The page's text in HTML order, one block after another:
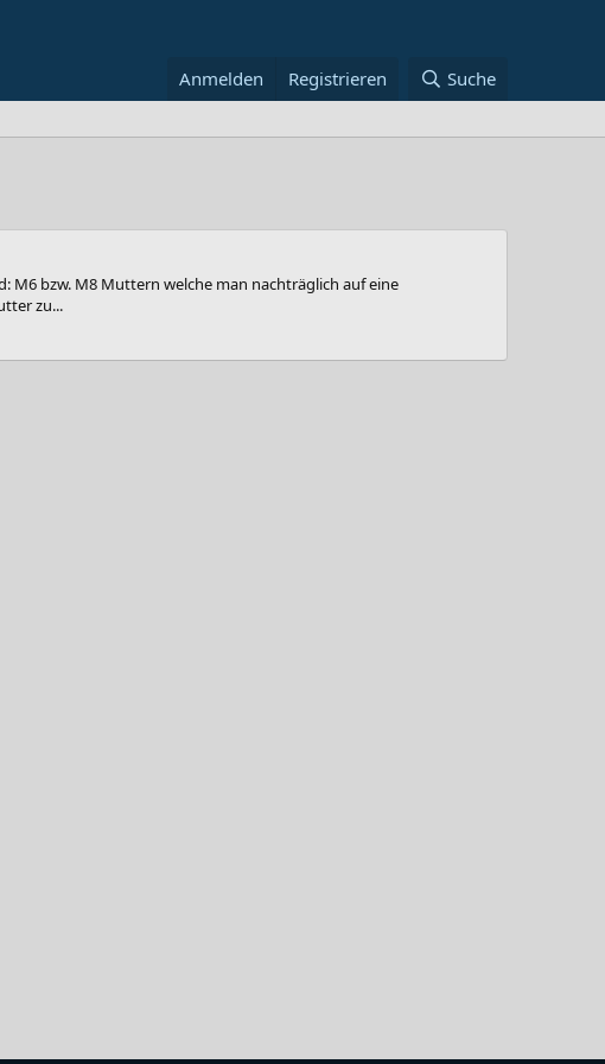
Anmelden Registrieren Suche
M6 bzw. M8 Muttern welche man nachträglich auf eine
zu...